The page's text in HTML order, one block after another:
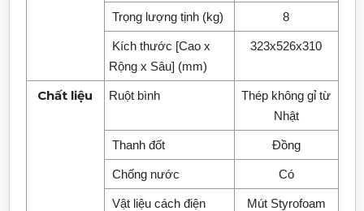
Trọng lượng tịnh (kg) 8
Kích thước [Cao x
Rộng x Sâu] (mm)
323x526x310
Chất liệu Ruột bình
Thép không gỉ từ
Nhật
Thanh đốt Đồng
Chống nước Có
Vật liệu cách điện Mút Styrofoam